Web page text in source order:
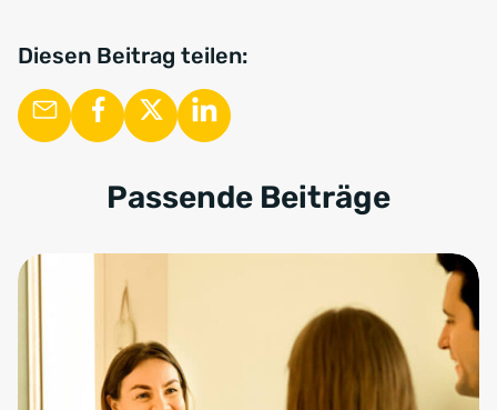
Diesen Beitrag teilen:
Passende Beiträge